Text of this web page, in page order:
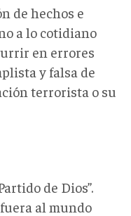
de hechos e
a lo cotidiano
en errores
y falsa de
terrorista o su
de Dios”.
al mundo